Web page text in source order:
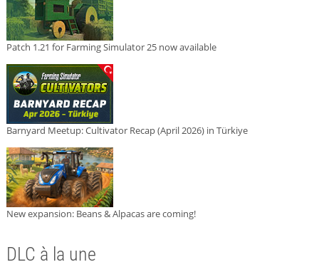
Patch 1.21 for Farming Simulator 25 now available
Barnyard Meetup: Cultivator Recap (April 2026) in Türkiye
New expansion: Beans & Alpacas are coming!
DLC à la une